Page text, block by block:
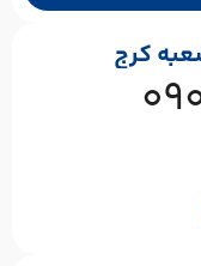
کرج